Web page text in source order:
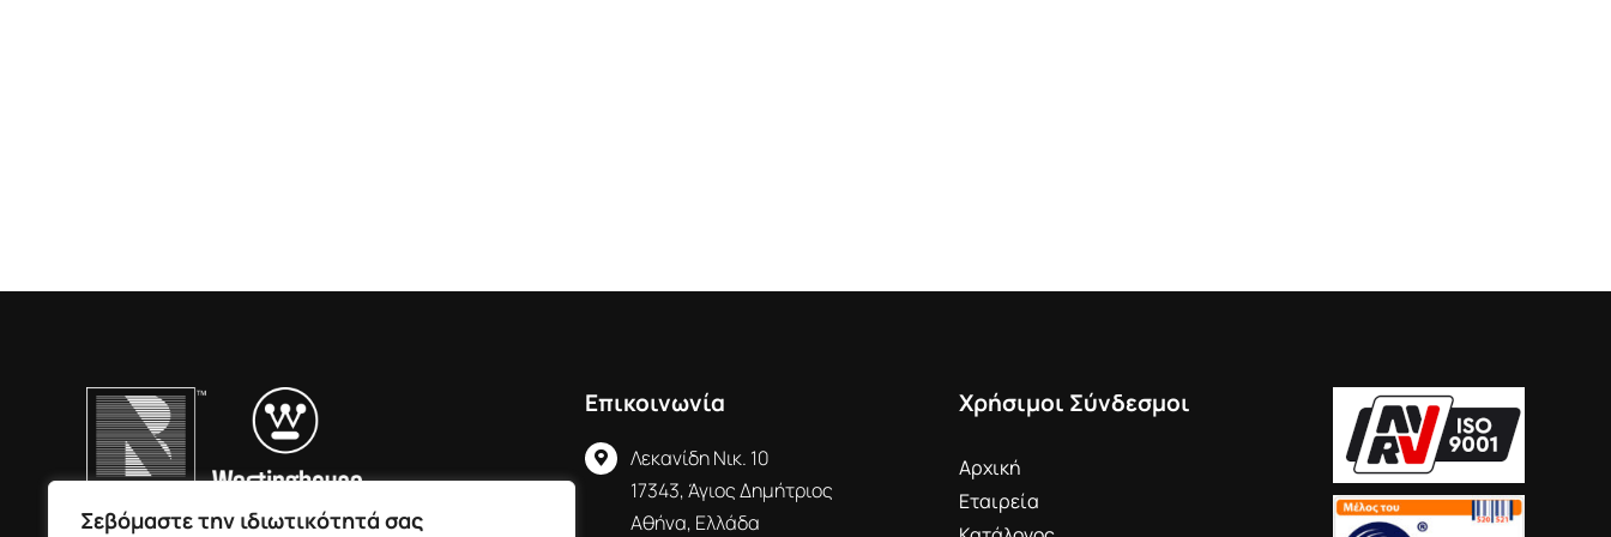
Σεβόμαστε την ιδιωτικότητά σας
Επικοινωνία
Λεκανίδη Νικ. 10
17343, Άγιος Δημήτριος
Αθήνα, Ελλάδα
Χρήσιμοι Σύνδεσμοι
Αρχική
Εταιρεία